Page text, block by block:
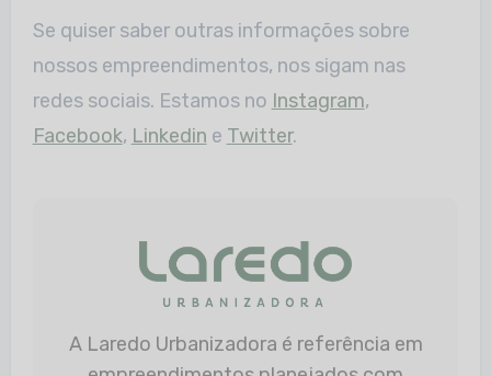
Se quiser saber outras informações sobre
nossos empreendimentos, nos sigam nas
redes sociais. Estamos no Instagram,
Facebook, Linkedin e Twitter.
A Laredo Urbanizadora é referência em